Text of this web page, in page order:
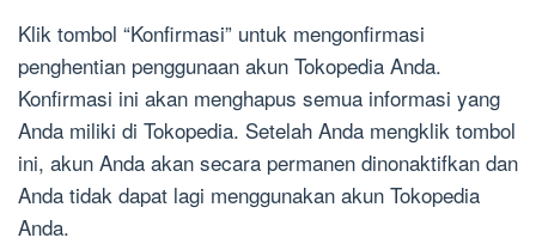
Klik tombol “Konfirmasi” untuk mengonfirmasi
penghentian penggunaan akun Tokopedia Anda.
Konfirmasi ini akan menghapus semua informasi yang
Anda miliki di Tokopedia. Setelah Anda mengklik tombol
ini, akun Anda akan secara permanen dinonaktifkan dan
Anda tidak dapat lagi menggunakan akun Tokopedia
Anda.